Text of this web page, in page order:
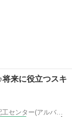
将来に役立つスキ
株式会社ヤマダデンキ 秋田物流配工センター(アルバイト/92.短期(倉庫系))W1790/A1042